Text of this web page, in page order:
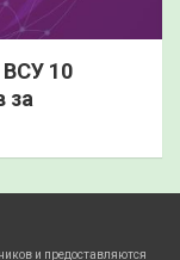
ВСУ 10
за
и предоставляются